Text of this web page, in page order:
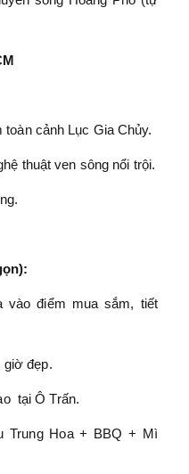
cảnh Lục Gia Chủy.
thuật ven sông nổi trội.
vào điểm mua sắm, tiết
giờ đẹp.
tại Ô Trấn.
Trung Hoa + BBQ + Mì